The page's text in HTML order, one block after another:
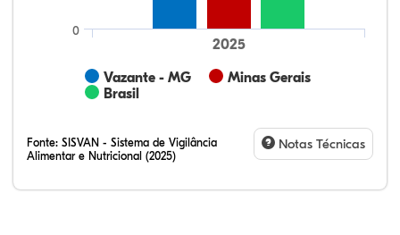
Vazante - MG
Minas Gerais
Brasil
2025
0
Fonte: SISVAN - Sistema de Vigilância
Alimentar e Nutricional (2025)
Notas Técnicas